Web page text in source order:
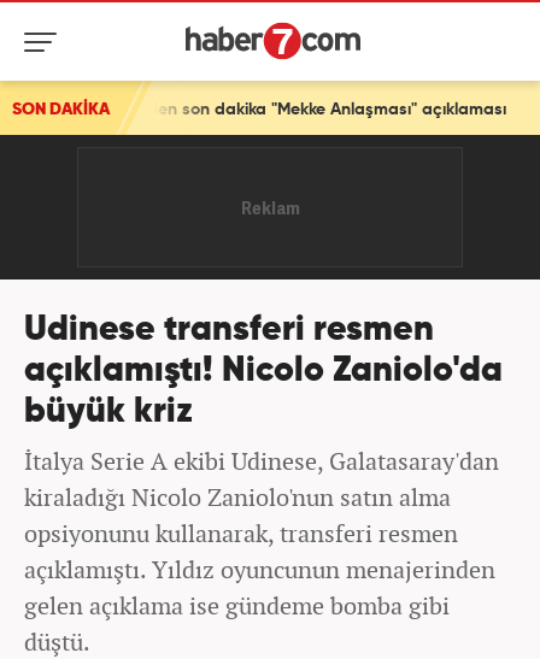
SON DAKİKA
son dakika "Mekke Anlaşması" açıklaması
Udinese transferi resmen
açıklamıştı! Nicolo Zaniolo'da
büyük kriz
İtalya Serie A ekibi Udinese, Galatasaray'dan
kiraladığı Nicolo Zaniolo'nun satın alma
opsiyonunu kullanarak, transferi resmen
açıklamıştı. Yıldız oyuncunun menajerinden
gelen açıklama ise gündeme bomba gibi
düştü.